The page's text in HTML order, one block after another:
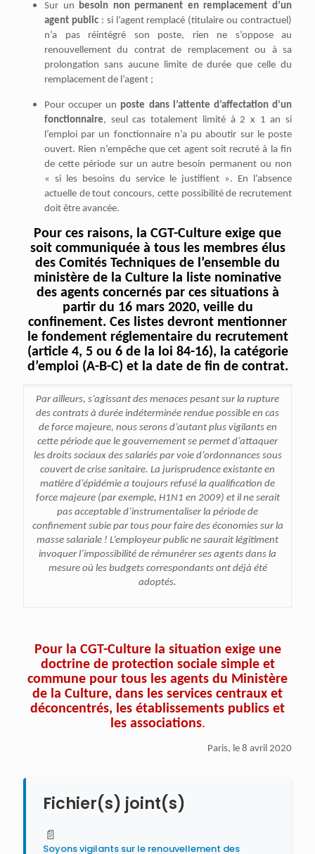
Sur un besoin non permanent en remplacement d’un
agent public: si l’agent remplacé (titulaire ou contractuel)
n’a pas réintégré son poste, rien ne s’oppose au
renouvellement du contrat de remplacement ou à sa
prolongation sans aucune limite de durée que celle du
remplacement de l’agent ;
Pour occuper un poste dans l’attente d’affectation d’un
fonctionnaire, seul cas totalement limité à 2 x 1 an si
l’emploi par un fonctionnaire n’a pu aboutir sur le poste
ouvert. Rien n’empêche que cet agent soit recruté à la fin
de cette période sur un autre besoin permanent ou non
« si les besoins du service le justifient ». En l’absence
actuelle de tout concours, cette possibilité de recrutement
doit être avancée.
Pour ces raisons, la CGT-Culture exige que
soit communiquée à tous les membres élus
des Comités Techniques de l’ensemble du
ministère de la Culture la liste nominative
des agents concernés par ces situations à
partir du 16 mars 2020, veille du
confinement. Ces listes devront mentionner
le fondement réglementaire du recrutement
(article 4, 5 ou 6 de la loi 84-16), la catégorie
d’emploi (A-B-C) et la date de fin de contrat.
Par ailleurs, s’agissant des menaces pesant sur la rupture
des contrats à durée indéterminée rendue possible en cas
de force majeure, nous serons d’autant plus vigilants en
cette période que le gouvernement se permet d’attaquer
les droits sociaux des salariés par voie d’ordonnances sous
couvert de crise sanitaire. La jurisprudence existante en
matière d’épidémie a toujours refusé la qualification de
force majeure (par exemple, H1N1 en 2009) et il ne serait
pas acceptable d’instrumentaliser la période de
confinement subie par tous pour faire des économies sur la
masse salariale ! L’employeur public ne saurait légitiment
invoquer l’impossibilité de rémunérer ses agents dans la
mesure où les budgets correspondants ont déjà été
adoptés.
Pour la CGT-Culture la situation exige une
doctrine de protection sociale simple et
commune pour tous les agents du Ministère
de la Culture, dans les services centraux et
déconcentrés, les établissements publics et
les associations.
Paris, le 8 avril 2020
Fichier(s) joint(s)
📄
Soyons vigilants sur le renouvellement des